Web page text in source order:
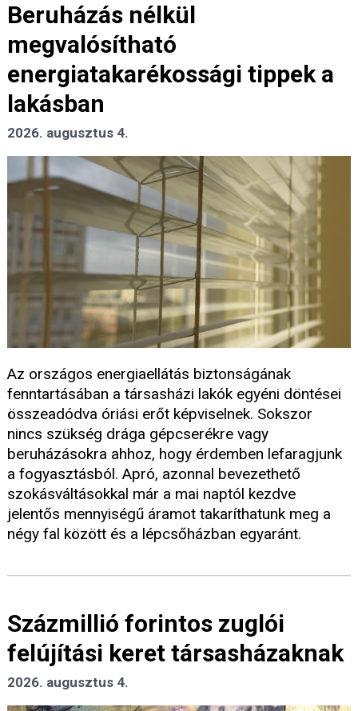
Beruházás nélkül
megvalósítható
energiatakarékossági tippek a
lakásban
2026. augusztus 4.
Az országos energiaellátás biztonságának
fenntartásában a társasházi lakók egyéni döntései
összeadódva óriási erőt képviselnek. Sokszor
nincs szükség drága gépcserékre vagy
beruházásokra ahhoz, hogy érdemben lefaragjunk
a fogyasztásból. Apró, azonnal bevezethető
szokásváltásokkal már a mai naptól kezdve
jelentős mennyiségű áramot takaríthatunk meg a
négy fal között és a lépcsőházban egyaránt.
Százmillió forintos zuglói
felújítási keret társasházaknak
2026. augusztus 4.